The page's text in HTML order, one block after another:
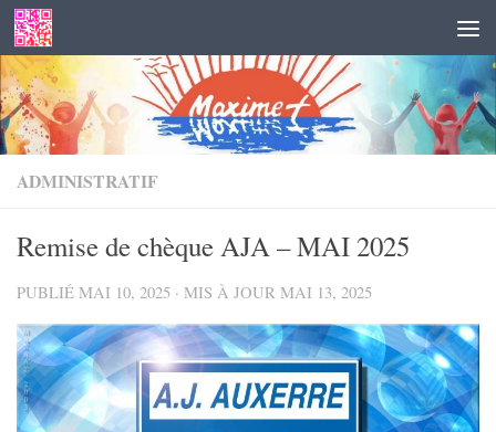
Skip to content
ADMINISTRATIF
Remise de chèque AJA – MAI 2025
PUBLIÉ MAI 10, 2025 · MIS À JOUR MAI 13, 2025